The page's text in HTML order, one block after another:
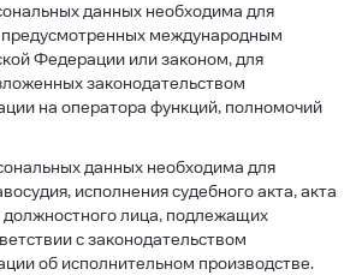
данных необходима для
международным
Федерации или законом, для
законодательством
на оператора функций, полномочий
данных необходима для
исполнения судебного акта, акта
должностного лица, подлежащих
с законодательством
об исполнительном производстве.